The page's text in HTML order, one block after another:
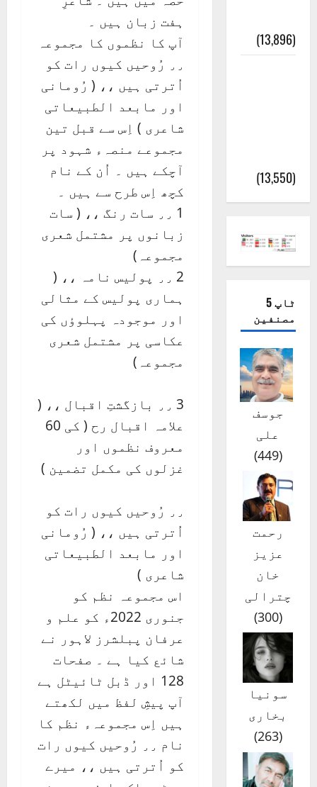
ہفت زبان ہیں ۔
آپ کا نظموں کا مجموعہ
٫٫ رُوحیں کیوں رات کو
اُترتی ہیں ،، ( رُومانی
اور مابعد الطبیعاتی
شاعری ) اِس سے قبل تین
مجموعے منصہء شہود پر
آچکے ہیں ۔ اُن کے نام
کچھ اِس طرح سے ہیں ۔
1 ٫٫ سات رنگ ،، ( سات
زبانوں پر مشتمل شعری
مجموعہ)
2 ٫٫ پولیس نامہ ،، (
ہماری پولیس کے مثالی
اور موجودہ پہلوؤں کی
عکاسی پر مشتمل شعری
مجموعہ)
3 ٫٫ بازگشتِ اقبال ،، (
علامہ اقبال رح ( کی 60
معروف نظموں اور
غزلوں کی مکمل تضمین )
٫٫ رُوحیں کیوں رات کو
اُترتی ہیں ،، ( رُومانی
اور مابعد الطبیعاتی
شاعری )
اس مجموعہ نظم کو
جنوری 2022ء کو علم و
عرفان پبلشرز لاہور نے
شائع کیا ہے ۔ صفحات
128 اور ڈبل ٹائیٹل ہے
آپ پیشِ لفظ میں لکھتے
ہیں اِس مجموعہء نظم کا
نام ٫٫ رُوحیں کیوں رات
کو اُترتی ہیں ،، میرے
(13,896)
(13,550)
ٹاپ 5
مصنفین
جوسف
علی
(
449
)
رحمت
عزیز
خان
چترالی
(
300
)
سونیا
بخاری
(
263
)